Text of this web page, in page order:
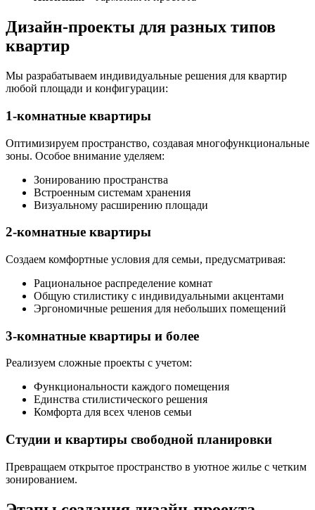
Дизайн-проекты для разных типов
квартир
Мы разрабатываем индивидуальные решения для квартир
любой площади и конфигурации:
1-комнатные квартиры
Оптимизируем пространство, создавая многофункциональные
зоны. Особое внимание уделяем:
Зонированию пространства
Встроенным системам хранения
Визуальному расширению площади
2-комнатные квартиры
Создаем комфортные условия для семьи, предусматривая:
Рациональное распределение комнат
Общую стилистику с индивидуальными акцентами
Эргономичные решения для небольших помещений
3-комнатные квартиры и более
Реализуем сложные проекты с учетом:
Функциональности каждого помещения
Единства стилистического решения
Комфорта для всех членов семьи
Студии и квартиры свободной планировки
Превращаем открытое пространство в уютное жилье с четким
зонированием.